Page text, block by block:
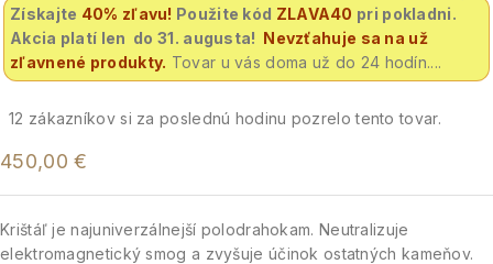
Získajte 40% zľavu! Použite kód ZLAVA40 pri pokladni.
Akcia platí len do 31. augusta! Nevzťahuje sa na už
zľavnené produkty. Tovar u vás doma už do 24 hodín....
12 zákazníkov si za poslednú hodinu pozrelo tento tovar.
450,00€
Krištáľ je najuniverzálnejší polodrahokam. Neutralizuje
elektromagnetický smog a zvyšuje účinok ostatných kameňov.